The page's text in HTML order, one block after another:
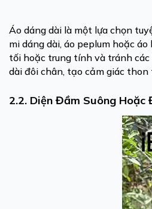
Áo dáng dài là một lựa chọn
mi dáng dài, áo peplum hoặc
tối hoặc trung tính và tránh
dài đôi chân, tạo cảm giác
2.2. Diện Đầm Suông